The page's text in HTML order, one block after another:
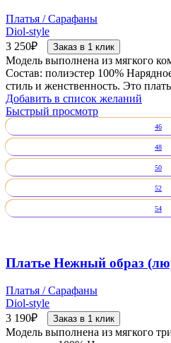
Платья / Сарафаны
Diol-style
3 250₽ Заказ в 1 клик
Модель выполнена из мягкого
Состав: полиэстер 100%
стиль и женственность. Это
Добавить в список желаний
Быстрый просмотр
46
48
50
52
54
Платье Нежный образ
Платья / Сарафаны
Diol-style
3 190₽ Заказ в 1 клик
Модель выполнена из мягкого